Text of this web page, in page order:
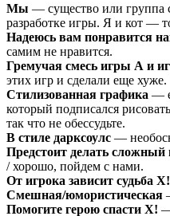
Мы — существо или группа
разработке игры. Я и кот —
Надеюсь вам понравится
самим не нравится.
Гремучая смесь игры А и
этих игр и сделали еще хуже.
Стилизованная графика —
который подписался
так что не обессудьте.
В стиле дарксоулс —
Предстоит делать
/ хорошо, пойдем с нами.
От игрока зависит судьба Х!
Смешная/юмористическая
Помогите герою спасти Х!